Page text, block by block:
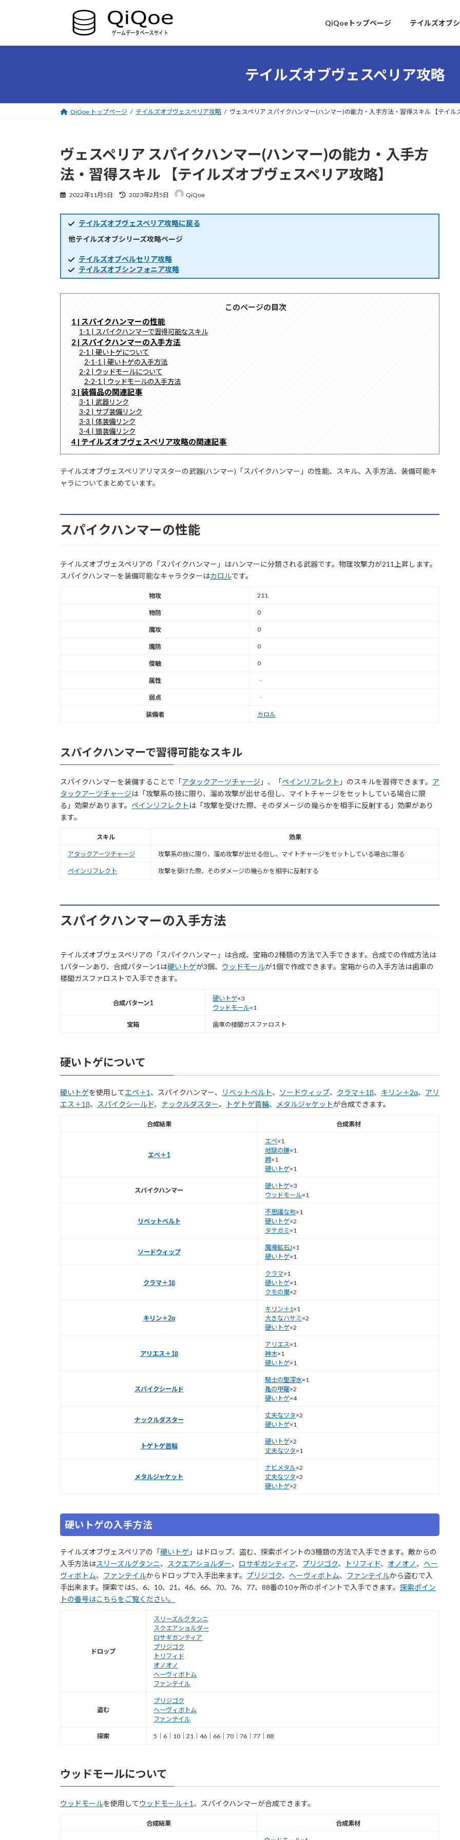
ツ
シ
QiQoeトップページ テイルズオブ
テイルズオブヴェスペリア攻略
QiQoe トップページ テイルズオブヴェスペリア攻略 ヴェスペリア スパイクハンマー(ハンマー)の能力・入手方法・習得スキル 【テイル
ヴェスペリア スパイクハンマー(ハンマー)の能力・入手方
法・習得スキル 【テイルズオブヴェスペリア攻略】
2022年11月5日
最
新
日
時
2023年2月5日 QiQoe
テイルズオブヴェスペリア攻略に戻る
他テイルズオブシリーズ攻略ページ
テイルズオブベルセリア攻略
テイルズオブシンフォニア攻略
このページの目次
1 | スパイクハンマーの性能
1-1 | スパイクハンマーで習得可能なスキル
2 | スパイクハンマーの入手方法
2-1 | 硬いトゲについて
2-1-1 | 硬いトゲの入手方法
2-2 | ウッドモールについて
2-2-1 | ウッドモールの入手方法
3 | 装備品の関連記事
3-1 | 武器リンク
3-2 | サブ装備リンク
3-3 | 体装備リンク
3-4 | 頭装備リンク
4 | テイルズオブヴェスペリア攻略の関連記事
テイルズオブヴェスペリアリマスターの武器(ハンマー)「スパイクハンマー」の性能、スキル、入手方法、装備可能キ
ャラについてまとめています。
スパイクハンマーの性能
テイルズオブヴェスペリアの「スパイクハンマー」はハンマーに分類される武器です。物理攻撃力が211上昇します。
スパイクハンマーを装備可能なキャラクターはカロルです。
物攻 211
物防 0
魔攻 0
魔防 0
俊敏 0
属性 ‐
弱点 ‐
装備者 カロル
スパイクハンマーで習得可能なスキル
スパイクハンマーを装備することで「アタックアーツチャージ 」、「ペインリフレクト 」のスキルを習得できます。 ア
タックアーツチャージは「攻撃系の技に限り、溜め攻撃が出せる但し、マイトチャージをセットしている場合に限
る」効果があります。 ペインリフレクト は「攻撃を受けた際、そのダメージの幾らかを相手に反射する」効果があり
ます。
スキル 効果
アタックアーツチャージ 攻撃系の技に限り、溜め攻撃が出せる但し、マイトチャージをセットしている場合に限る
ペインリフレクト 攻撃を受けた際、そのダメージの幾らかを相手に反射する
スパイクハンマーの入手方法
テイルズオブヴェスペリアの「スパイクハンマー」は合成、宝箱の2種類の方法で入手できます。合成での作成方法は
1パターンあり、合成パターン1は硬いトゲが3個、 ウッドモールが1個で作成できます。宝箱からの入手方法は歯車の
楼閣ガスファロストで入手できます。
合成パターン1
硬いトゲ×3
ウッドモール×1
宝箱 歯車の楼閣ガスファロスト
硬いトゲについて
硬いトゲを使用してエペ＋1 、スパイクハンマー、 リベットベルト、 ソードウィップ、 クラマ＋1β、 キリン＋2α、 アリ
エス＋1β、 スパイクシールド、 ナックルダスター、 トゲトゲ首輪、 メタルジャケットが合成できます。
合成結果 合成素材
エペ＋1
エペ×1
地獄の鎌×1
蹄×1
硬いトゲ×1
スパイクハンマー
硬いトゲ×3
ウッドモール×1
リベットベルト
不思議な布×1
硬いトゲ×2
タテガミ ×1
ソードウィップ
魔導鉱石J×1
硬いトゲ×1
クラマ＋1β
クラマ×1
硬いトゲ×1
クモの巣×2
キリン＋2α
キリン＋1 ×1
大きなハサミ ×2
硬いトゲ×2
アリエス＋1β
アリエス×1
神木×1
硬いトゲ×1
スパイクシールド
騎士の聖深水×1
亀の甲羅×2
硬いトゲ×4
ナックルダスター
丈夫なツタ×2
硬いトゲ×1
トゲトゲ首輪
硬いトゲ×2
丈夫なツタ×1
メタルジャケット
ナビメタル×2
丈夫なツタ×2
硬いトゲ×2
硬いトゲの入手方法
テイルズオブヴェスペリアの「硬いトゲ 」はドロップ、盗む、探索ポイントの3種類の方法で入手できます。敵からの
入手方法はスリーズルグタンニ、 スクエアショルダー、 ロサギガンティア、 プリジゴク、 トリフィド、 オノオノ 、 ヘー
ヴィボトム、 ファンテイルからドロップで入手出来ます。 プリジゴク、 ヘーヴィボトム、 ファンテイルから盗むで入
手出来ます。探索では5、6、10、21、46、66、70、76、77、88番の10ヶ所のポイントで入手できます。 探索ポイン
トの番号はこちらをご覧ください。
ドロップ
スリーズルグタンニ
スクエアショルダー
ロサギガンティア
プリジゴク
トリフィド
オノオノ
ヘーヴィボトム
ファンテイル
盗む
プリジゴク
ヘーヴィボトム
ファンテイル
探索 5｜6｜10｜21｜46｜66｜70｜76｜77｜88
ウッドモールについて
ウッドモールを使用して ウッドモール＋1、スパイクハンマーが合成できます。
合成結果 合成素材